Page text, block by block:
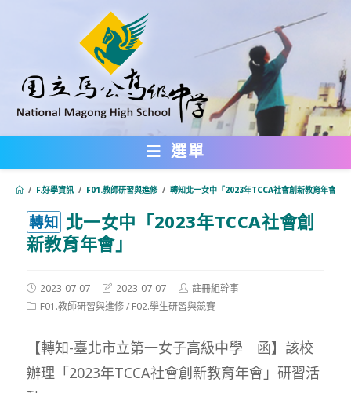
內
選單
/ F.好學資訊 / F01.教師研習與進修 / 轉知北一女中「2023年TCCA社會創新教育年會」
轉知 北一女中「2023年TCCA社會創
新教育年會」
Post
published:
2023-07-07
Post
last
modified:
2023-07-07
Post
author:
註冊組幹事
PostF01.教師研習與進修/ F02.學生研習與競賽
【轉知-臺北市立第一女子高級中學 函】該校
辦理「2023年TCCA社會創新教育年會」研習活